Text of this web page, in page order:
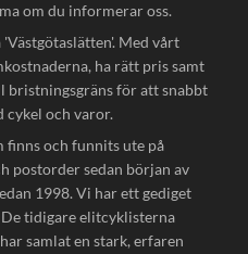
om du informerar oss.
Med vårt
ha rätt pris samt
bristningsgräns för att snabbt
cykel och varor.
finns och funnits ute på
postorder sedan början av
1998. Vi har ett gediget
tidigare elitcyklisterna
samlat en stark, erfaren